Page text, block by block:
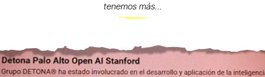
tenemos más...